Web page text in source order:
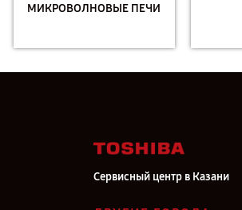
МИКРОВОЛНОВЫЕ ПЕЧИ
Сервисный центр в Казани